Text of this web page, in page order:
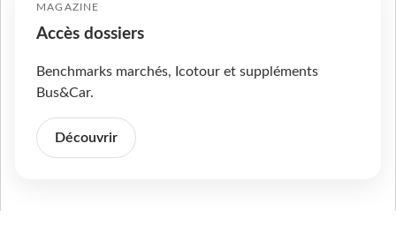
MAGAZINE
Accès dossiers
Benchmarks marchés, Icotour et suppléments
Bus&Car.
Découvrir